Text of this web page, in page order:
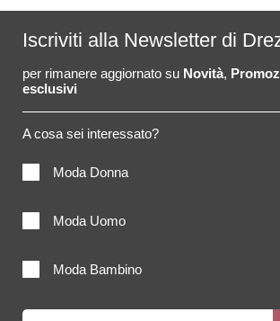
Iscriviti alla Newsletter di
per rimanere aggiornato su Novità,
esclusivi
A cosa sei interessato?
Moda Donna
Moda Uomo
Moda Bambino